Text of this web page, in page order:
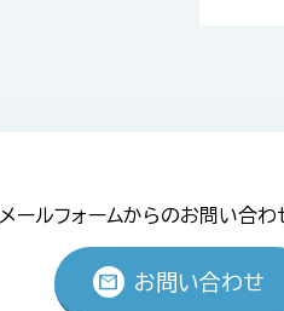
メールフォームからのお問い合わ
mail お問い合わせ